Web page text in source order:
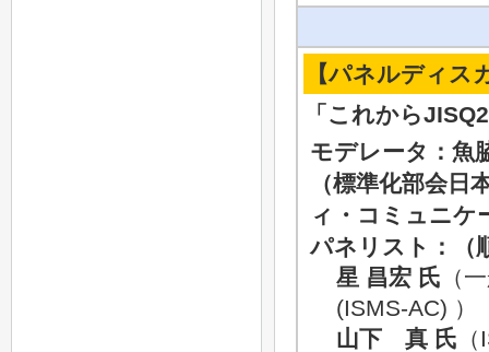
【パネルディス
「これから
モデレータ：魚
（標準化部会
ィ・コミュニケ
パネリスト：（
星 昌宏 氏 （
(ISMS-AC) ）
山下 真 氏